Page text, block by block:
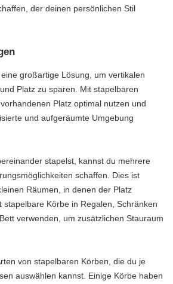
der deinen persönlichen Stil
großartige Lösung, um vertikalen
Platz zu sparen. Mit stapelbaren
Platz optimal nutzen und
und aufgeräumte Umgebung
stapelst, kannst du mehrere
schaffen. Dies ist
Räumen, in denen der Platz
stapelbare Körbe in Regalen, Schränken
verwenden, um zusätzlichen Stauraum
von stapelbaren Körben, die du je
auswählen kannst. Einige Körbe haben